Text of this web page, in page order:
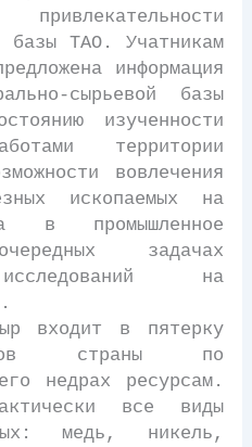
базы ТАО. Учатникам
информация
сырьевой базы
изученности
территории
вовлечения
ископаемых на
в промышленное
задачах
на
в пятерку
страны по
недрах ресурсам.
все виды
медь, никель,